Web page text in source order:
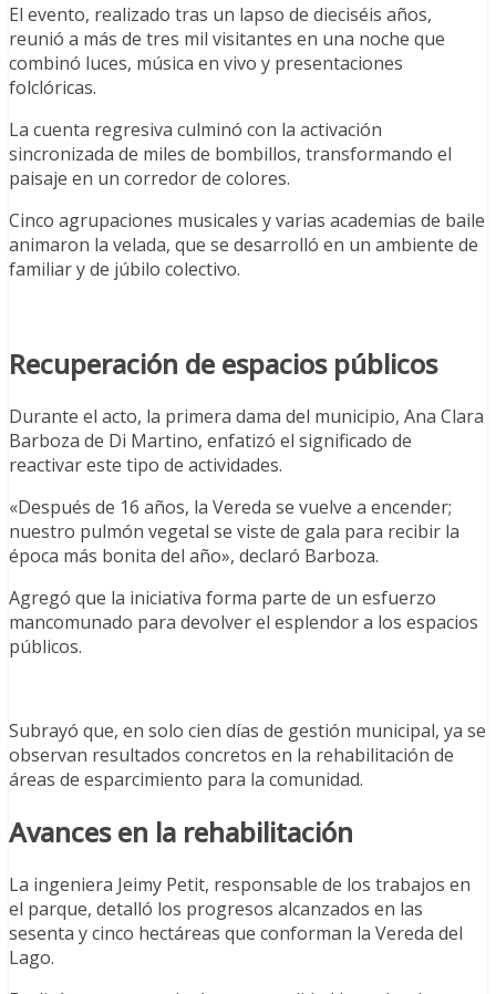
El evento, realizado tras un lapso de dieciséis años,
reunió a más de tres mil visitantes en una noche que
combinó luces, música en vivo y presentaciones
folclóricas.
La cuenta regresiva culminó con la activación
sincronizada de miles de bombillos, transformando el
paisaje en un corredor de colores.
Cinco agrupaciones musicales y varias academias de baile
animaron la velada, que se desarrolló en un ambiente de
familiar y de júbilo colectivo.
Recuperación de espacios públicos
Durante el acto, la primera dama del municipio, Ana Clara
Barboza de Di Martino, enfatizó el significado de
reactivar este tipo de actividades.
«Después de 16 años, la Vereda se vuelve a encender;
nuestro pulmón vegetal se viste de gala para recibir la
época más bonita del año», declaró Barboza.
Agregó que la iniciativa forma parte de un esfuerzo
mancomunado para devolver el esplendor a los espacios
públicos.
Subrayó que, en solo cien días de gestión municipal, ya se
observan resultados concretos en la rehabilitación de
áreas de esparcimiento para la comunidad.
Avances en la rehabilitación
La ingeniera Jeimy Petit, responsable de los trabajos en
el parque, detalló los progresos alcanzados en las
sesenta y cinco hectáreas que conforman la Vereda del
Lago.